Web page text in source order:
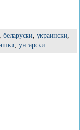
, беларуски, украински,
, унгарски